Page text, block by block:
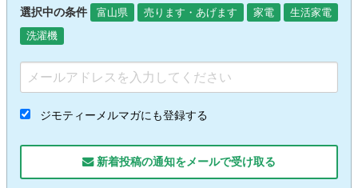
選択中の条件 富山県 売ります・あげます 家電
生活家電
洗濯機
ジモティーメルマガにも登録する
新着投稿の通知をメールで受け取る